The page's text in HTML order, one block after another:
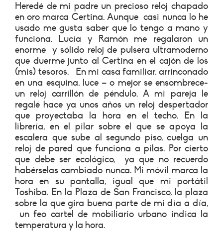
Heredé de mi padre un precioso reloj chapado
en oro marca Certina. Aunque casi nunca lo he
usado me gusta saber que lo tengo a mano y
funciona. Lucía y Ramón me regalaron un
enorme y sólido reloj de pulsera ultramoderno
que duerme junto al Certina en el cajón de los
(mis) tesoros. En mi casa familiar, arrinconado
en una esquina, luce – o mejor se ensombrece-
un reloj carrillón de péndulo. A mi pareja le
regalé hace ya unos años un reloj despertador
que proyectaba la hora en el techo. En la
librería, en el pilar sobre el que se apoya la
escalera que sube al segundo piso, cuelga un
reloj de pared que funciona a pilas. Por cierto
que debe ser ecológico, ya que no recuerdo
habérselas cambiado nunca. Mi móvil marca la
hora en su pantalla, igual que mi portátil
Toshiba. En la Plaza de San Francisco, la plaza
sobre la que gira buena parte de mi día a día,
un feo cartel de mobiliario urbano indica la
temperatura y la hora.